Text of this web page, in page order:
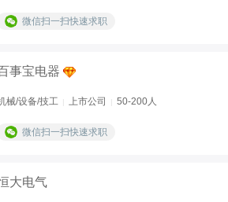
微信扫一扫快速求职
事宝电器
械/设备/技工 上市公司 50-200人
微信扫一扫快速求职
大电气